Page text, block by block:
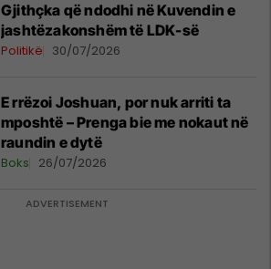
Gjithçka që ndodhi në Kuvendin e
jashtëzakonshëm të LDK-së
Politikë 30/07/2026
E rrëzoi Joshuan, por nuk arriti ta
mposhtë – Prenga bie me nokaut në
raundin e dytë
Boks 26/07/2026